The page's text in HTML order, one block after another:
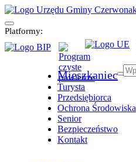
Platformy:
Mieszkaniec
Turysta
Przedsiębiorca
Ochrona Środowiska
Senior
Bezpieczeństwo
Kontakt